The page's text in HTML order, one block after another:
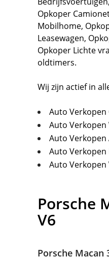
Opkoper
Mobilhome,
Leasewagen,
Opkoper Lichte
oldtimers.
Wij zijn actief in
Auto Verkopen
Auto Verkopen
Auto
Auto
Auto
Porsche
V6
Porsche Macan